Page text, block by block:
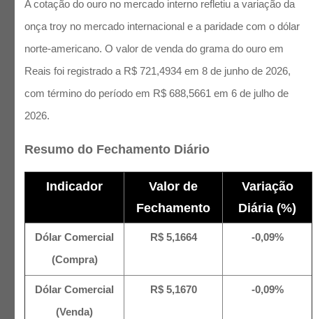
A cotação do ouro no mercado interno refletiu a variação da
onça troy no mercado internacional e a paridade com o dólar
norte-americano. O valor de venda do grama do ouro em
Reais foi registrado a R$ 721,4934 em 8 de junho de 2026,
com término do período em R$ 688,5661 em 6 de julho de
2026.
Resumo do Fechamento Diário
Indicador
Valor de
Fechamento
Variação
Diária (%)
Dólar Comercial
(Compra)
R$ 5,1664 -0,09%
Dólar Comercial
(Venda)
R$ 5,1670 -0,09%